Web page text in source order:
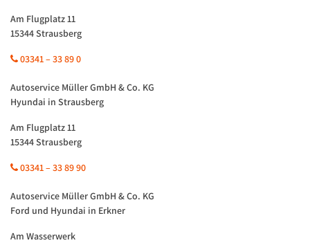
Am Flugplatz 11
15344 Strausberg
03341 – 33 89 0
Autoservice Müller GmbH & Co. KG
Hyundai in Strausberg
Am Flugplatz 11
15344 Strausberg
03341 – 33 89 90
Autoservice Müller GmbH & Co. KG
Ford und Hyundai in Erkner
Am Wasserwerk